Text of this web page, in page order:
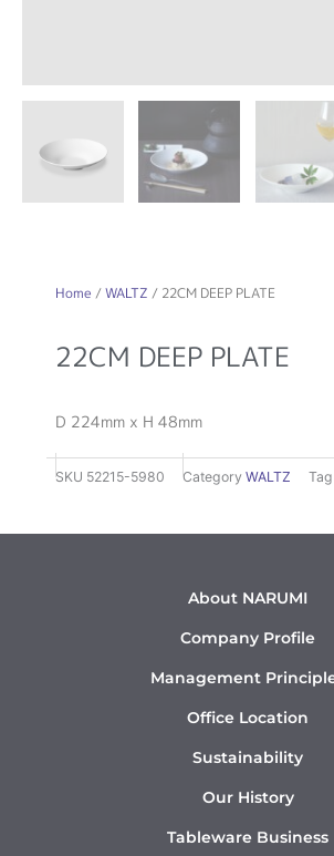
Home /WALTZ / 22CM DEEP PLATE
22CM DEEP PLATE
D 224mm x H 48mm
SKU 52215-5980 Category WALTZ Tag
About NARUMI
Company Profile
Management
Office Location
Sustainability
Our History
Tableware Business